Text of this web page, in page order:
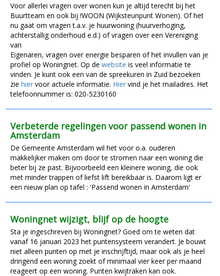
Voor allerlei vragen over wonen kun je altijd terecht bij het
Buurtteam en ook bij !WOON (Wijksteunpunt Wonen). Of het
nu gaat om vragen t.a.v. je huurwoning (huurverhoging,
achterstallig onderhoud e.d.) of vragen over een Vereniging
van
Eigenaren, vragen over energie besparen of het invullen van je
profiel op Woningnet. Op de website is veel informatie te
vinden. Je kunt ook een van de spreekuren in Zuid bezoeken
zie hier voor actuele informatie. Hier vind je het mailadres. Het
telefoonnummer is: 020-5230160
Verbeterde regelingen voor passend wonen in
Amsterdam
De Gemeente Amsterdam wil het voor o.a. ouderen
makkelijker maken om door te stromen naar een woning die
beter bij ze past. Bijvoorbeeld een kleinere woning, die ook
met minder trappen of liefst lift bereikbaar is. Daarom ligt er
een nieuw plan op tafel : 'Passend wonen in Amsterdam'
Woningnet wijzigt, blijf op de hoogte
Sta je ingeschreven bij Woningnet? Goed om te weten dat
vanaf 16 januari 2023 het puntensysteem verandert. Je bouwt
niet alleen punten op met je inschrijftijd, maar ook als je heel
dringend een woning zoekt of minimaal vier keer per maand
reageert op een woning. Punten kwijtraken kan ook.